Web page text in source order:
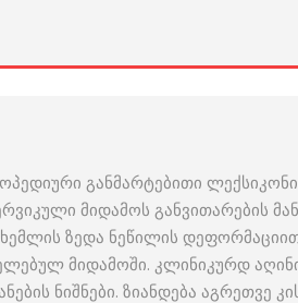
განმარტებითი ლექსიკონი
მიდამოს განვითარების
ზედა ნეწილის
მიდამოში. კლინიკურდ
ნიშნები. ზიანდება აგრეთვე